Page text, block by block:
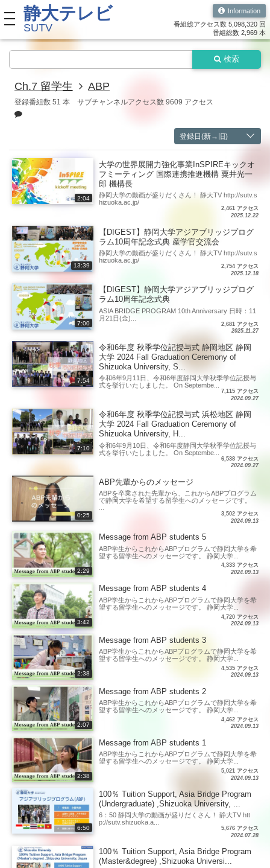
toggle navigation
静大テレビ
SUTV
Information
番組総アクセス数 5,098,320 回
番組総数 2,969 本
検索
Ch.7 留学生 ABP
登録番組数 51 本 サブチャンネルアクセス数 9609 アクセス
登録日(新→旧)
2:04
大学の世界展開力強化事業InSPIREキックオ
フミーティング 国際連携推進機構 粟井光一
郎 機構長
静岡大学の動画が盛りだくさん！ 静大TV http://sutv.s
hizuoka.ac.jp/
2,461 アクセス
2025.12.22
13:39
【DIGEST】静岡大学アジアブリッジプログ
ラム10周年記念式典 産学官交流会
静岡大学の動画が盛りだくさん！ 静大TV http://sutv.s
hizuoka.ac.jp/
2,754 アクセス
2025.12.18
7:00
【DIGEST】静岡大学アジアブリッジプログ
ラム10周年記念式典
ASIA BRIDGE PROGRAM 10th Anniversary 日時：11
月21日(金)...
2,681 アクセス
2025.11.27
7:54
令和6年度 秋季学位記授与式 静岡地区 静岡
大学 2024 Fall Graduation Ceremony of
Shizuoka University, S...
令和6年9月11日、令和6年度静岡大学秋季学位記授与
式を挙行いたしました。 On Septembe...
7,115 アクセス
2024.09.27
7:10
令和6年度 秋季学位記授与式 浜松地区 静岡
大学 2024 Fall Graduation Ceremony of
Shizuoka University, H...
令和6年9月10日、令和6年度静岡大学秋季学位記授与
式を挙行いたしました。 On Septembe...
6,538 アクセス
2024.09.27
0:25
ABP先輩からのメッセージ
ABPを卒業された先輩から、これからABPプログラム
で静岡大学を希望する留学生へのメッセージです。
3,502 アクセス
2024.09.13
2:29
Message from ABP students 5
ABP学生からこれからABPプログラムで静岡大学を希
望する留学生へのメッセージです。 静岡大学...
4,333 アクセス
2024.09.13
3:42
Message from ABP students 4
ABP学生からこれからABPプログラムで静岡大学を希
望する留学生へのメッセージです。 静岡大学...
4,720 アクセス
2024.09.13
2:38
Message from ABP students 3
ABP学生からこれからABPプログラムで静岡大学を希
望する留学生へのメッセージです。 静岡大学...
4,535 アクセス
2024.09.13
2:07
Message from ABP students 2
ABP学生からこれからABPプログラムで静岡大学を希
望する留学生へのメッセージです。 静岡大学...
4,462 アクセス
2024.09.13
2:38
Message from ABP students 1
ABP学生からこれからABPプログラムで静岡大学を希
望する留学生へのメッセージです。 静岡大学...
5,021 アクセス
2024.09.13
6:50
100％ Tuition Support, Asia Bridge Program
(Undergraduate) ,Shizuoka University, ...
6：50 静岡大学の動画が盛りだくさん！ 静大TV htt
p://sutv.shizuoka.a...
5,676 アクセス
2024.07.28
100％ Tuition Support, Asia Bridge Program
(Master&degree) ,Shizuoka Universi...